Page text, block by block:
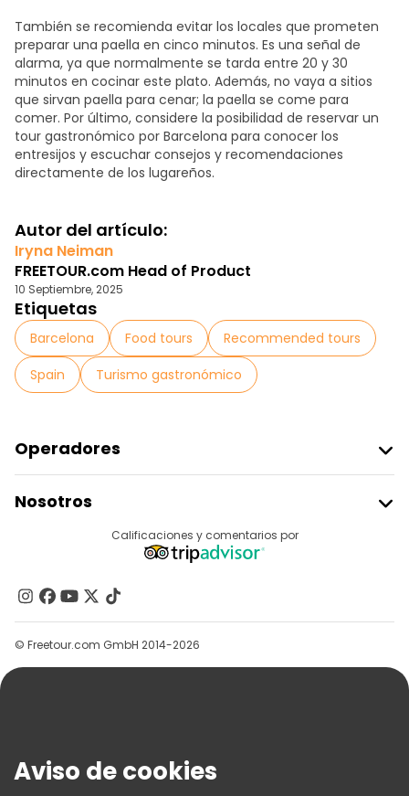
También se recomienda evitar los locales que prometen
preparar una paella en cinco minutos. Es una señal de
alarma, ya que normalmente se tarda entre 20 y 30
minutos en cocinar este plato. Además, no vaya a sitios
que sirvan paella para cenar; la paella se come para
comer. Por último, considere la posibilidad de reservar un
tour gastronómico por Barcelona para conocer los
entresijos y escuchar consejos y recomendaciones
directamente de los lugareños.
Autor del artículo:
Iryna Neiman
FREETOUR.com Head of Product
10 Septiembre, 2025
Etiquetas
Barcelona Food tours
Recommended tours
Spain
Turismo gastronómico
Operadores
Acceder Como Proveedor
Programa De Afiliados
Nosotros
Contacto
Grupos
Ayuda
Términos E Información Legal
Calificaciones y comentarios por
© Freetour.com GmbH 2014-2026
Aviso de cookies